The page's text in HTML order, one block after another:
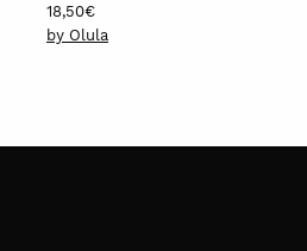
18,50€
by Olula